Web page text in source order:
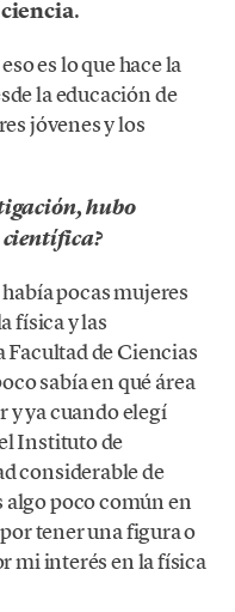
.
es lo que hace la
la educación de
jóvenes y los
hubo
científica?
pocas mujeres
física y las
Facultad de Ciencias
sabía en qué área
y ya cuando elegí
Instituto de
considerable de
poco común en
tener una figura o
mi interés en la física